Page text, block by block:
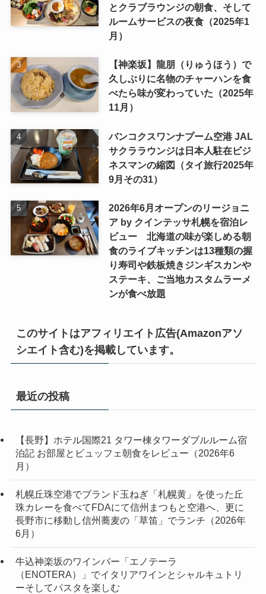
とクラブラウンジの朝食、そして
ルームサービスの夜食（2025年1
月）
【神楽坂】龍朋（りゅうほう）で
久しぶりに名物のチャーハンを食
べたら味が変わっていた（2025年
11月）
バンコクスワンナプーム空港 JAL
サクララウンジは日本人駐在ビジ
ネスマンの縮図（タイ旅行2025年
9月その31）
2026年6月オープンのリージョニ
ア by クインテッサ札幌を宿泊レ
ビュー 北海道の味が楽しめる朝
食のライブキッチンは13種類の握
り寿司や鉄板焼きジンギスカンや
ステーキ、ご当地カスタムラーメ
ンが食べ放題
このサイトはアフィリエイト広告(Amazonアソ
シエイト含む)を掲載しています。
最近の投稿
【長野】ホテル国際21 タワー棟タワーダブルルーム宿
泊記 お部屋とビュッフェ朝食をレビュー（2026年6
月）
札幌丘珠空港でブランド玉ねぎ「札幌黄」を使った丘
珠カレーを食べてFDAにて信州まつもと空港へ、更に
長野市に移動し信州蕎麦の「草笛」でランチ（2026年
6月）
牛込神楽坂のワインバー「エノテーラ
（ENOTERA）」でイタリアワインとシャルキュトリ
ーそしてパスタを楽しむ